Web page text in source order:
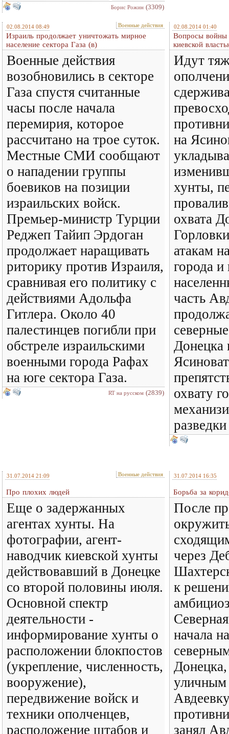
Борис Рожин (3309)
02.08.2014 08:49 Военные действия
Израиль продолжает уничтожать мирное
население сектора Газа (в)
Военные действия
возобновились в секторе
Газа спустя считанные
часы после начала
перемирия, которое
рассчитано на трое суток.
Местные СМИ сообщают
о нападении группы
боевиков на позиции
израильских войск.
Премьер-министр Турции
Реджеп Тайип Эрдоган
продолжает наращивать
риторику против Израиля,
сравнивая его политику с
действиями Адольфа
Гитлера. Около 40
палестинцев погибли при
обстреле израильскими
военными города Рафах
на юге сектора Газа.
RT на русском (2839)
02.08.2014 01:40
Вопросы войны
киевской
Идут
на
хунты,
охвата
атакам
города
часть
Донецка
охвату
31.07.2014 21:09 Военные действия
Про плохих людей
Еще о задержанных
агентах хунты. На
фотографии, агент-
наводчик киевской хунты
действовавший в Донецке
со второй половины июля.
Основной спектр
деятельности -
информирование хунты о
расположении блокпостов
(укрепление, численность,
вооружение),
передвижение войск и
техники ополченцев,
расположение штабов и
31.07.2014 16:35
Борьба за
После
через
к
начала
уличным
занял